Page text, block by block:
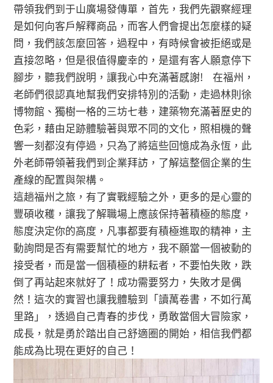
帶領我們到于山廣場發傳單，首先，我們先觀察經理
是如何向客戶解釋商品，而客人們會提出怎麼樣的疑
問，我們該怎麼回答，過程中，有時候會被拒絕或是
直接忽略，但是很值得慶幸的，是還有客人願意停下
腳步，聽我們說明，讓我心中充滿著感謝! 在福州，
老師們很認真地幫我們安排特別的活動，走過林則徐
博物館、獨樹一格的三坊七巷，建築物充滿著歷史的
色彩，藉由足跡體驗著與眾不同的文化，照相機的聲
響一刻都沒有停過，只為了將這些回憶成為永恆，此
外老師帶領著我們到企業拜訪，了解這整個企業的生
產線的配置與架構。
這趟福州之旅，有了實戰經驗之外，更多的是心靈的
豐碩收穫，讓我了解職場上應該保持著積極的態度，
態度決定你的高度，凡事都要有積極進取的精神，主
動詢問是否有需要幫忙的地方，我不願當一個被動的
接受者，而是當一個積極的耕耘者，不要怕失敗，跌
倒了再站起來就好了！成功需要努力，失敗才是偶
然！這次的實習也讓我體驗到「讀萬卷書，不如行萬
里路」，透過自己青春的步伐，勇敢當個大冒險家，
成長，就是勇於踏出自己舒適圈的開始，相信我們都
能成為比現在更好的自己！